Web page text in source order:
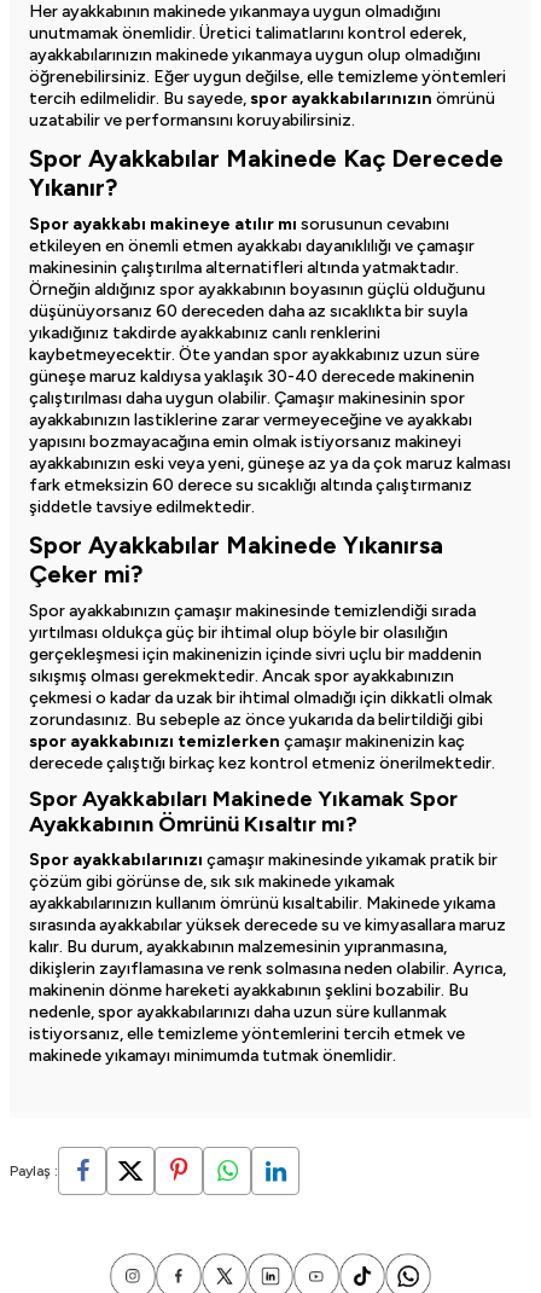
Her ayakkabının makinede yıkanmaya uygun olmadığını
unutmamak önemlidir. Üretici talimatlarını kontrol ederek,
ayakkabılarınızın makinede yıkanmaya uygun olup olmadığını
öğrenebilirsiniz. Eğer uygun değilse, elle temizleme yöntemleri
tercih edilmelidir. Bu sayede,spor ayakkabılarınızın ömrünü
uzatabilir ve performansını koruyabilirsiniz.
Spor Ayakkabılar Makinede Kaç Derecede
Yıkanır?
Spor ayakkabı makineye atılır mı sorusunun cevabını
etkileyen en önemli etmen ayakkabı dayanıklılığı ve çamaşır
makinesinin çalıştırılma alternatifleri altında yatmaktadır.
Örneğin aldığınız spor ayakkabının boyasının güçlü olduğunu
düşünüyorsanız 60 dereceden daha az sıcaklıkta bir suyla
yıkadığınız takdirde ayakkabınız canlı renklerini
kaybetmeyecektir. Öte yandan spor ayakkabınız uzun süre
güneşe maruz kaldıysa yaklaşık 30-40 derecede makinenin
çalıştırılması daha uygun olabilir. Çamaşır makinesinin spor
ayakkabınızın lastiklerine zarar vermeyeceğine ve ayakkabı
yapısını bozmayacağına emin olmak istiyorsanız makineyi
ayakkabınızın eski veya yeni, güneşe az ya da çok maruz kalması
fark etmeksizin 60 derece su sıcaklığı altında çalıştırmanız
şiddetle tavsiye edilmektedir.
Spor Ayakkabılar Makinede Yıkanırsa
Çeker mi?
Spor ayakkabınızın çamaşır makinesinde temizlendiği sırada
yırtılması oldukça güç bir ihtimal olup böyle bir olasılığın
gerçekleşmesi için makinenizin içinde sivri uçlu bir maddenin
sıkışmış olması gerekmektedir. Ancak spor ayakkabınızın
çekmesi o kadar da uzak bir ihtimal olmadığı için dikkatli olmak
zorundasınız. Bu sebeple az önce yukarıda da belirtildiği gibi
spor ayakkabınızı temizlerken çamaşır makinenizin kaç
derecede çalıştığı birkaç kez kontrol etmeniz önerilmektedir.
Spor Ayakkabıları Makinede Yıkamak Spor
Ayakkabının Ömrünü Kısaltır mı?
Spor ayakkabılarınızı çamaşır makinesinde yıkamak pratik bir
çözüm gibi görünse de, sık sık makinede yıkamak
ayakkabılarınızın kullanım ömrünü kısaltabilir. Makinede yıkama
sırasında ayakkabılar yüksek derecede su ve kimyasallara maruz
kalır. Bu durum, ayakkabının malzemesinin yıpranmasına,
dikişlerin zayıflamasına ve renk solmasına neden olabilir. Ayrıca,
makinenin dönme hareketi ayakkabının şeklini bozabilir. Bu
nedenle, spor ayakkabılarınızı daha uzun süre kullanmak
istiyorsanız, elle temizleme yöntemlerini tercih etmek ve
makinede yıkamayı minimumda tutmak önemlidir.
Paylaş :